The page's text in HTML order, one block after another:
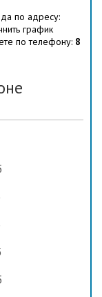
по адресу:
график
по телефону: 8